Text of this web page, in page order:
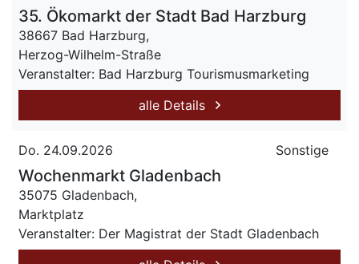
35. Ökomarkt der Stadt Bad Harzburg
38667 Bad Harzburg,
Herzog-Wilhelm-Straße
Veranstalter: Bad Harzburg Tourismusmarketing
alle Details
Do. 24.09.2026 Sonstige
Wochenmarkt Gladenbach
35075 Gladenbach,
Marktplatz
Veranstalter: Der Magistrat der Stadt Gladenbach